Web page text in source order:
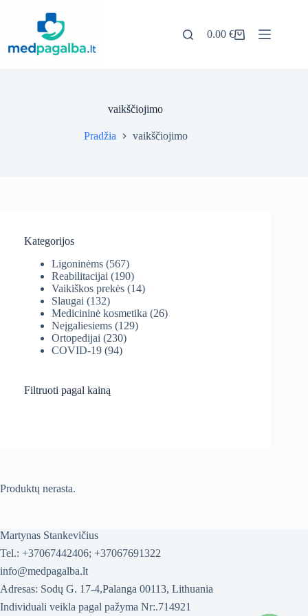
Pirkinių
0.00€
vaikščiojimo
Pradžia vaikščiojimo
Produktų nerasta.
Kategorijos
Ligoninėms (567)
Reabilitacijai (190)
Vaikiškos prekės (14)
Slaugai (132)
Medicininė kosmetika (26)
Neįgaliesiems (129)
Ortopedijai (230)
COVID-19 (94)
Filtruoti pagal kainą
Martynas Stankevičius
Tel.: +37067442406; +37067691322
info@medpagalba.lt
Adresas: Sodų G. 17-4,Palanga 00113, Lithuania
Individuali veikla pagal pažyma Nr:.714921